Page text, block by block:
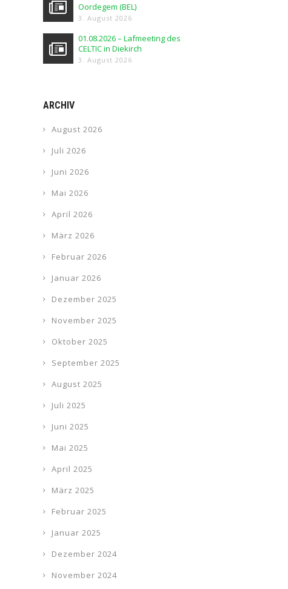
Oordegem (BEL)
3. August 2026
01.08.2026 – Lafmeeting des
CELTIC in Diekirch
3. August 2026
ARCHIV
August 2026
Juli 2026
Juni 2026
Mai 2026
April 2026
März 2026
Februar 2026
Januar 2026
Dezember 2025
November 2025
Oktober 2025
September 2025
August 2025
Juli 2025
Juni 2025
Mai 2025
April 2025
März 2025
Februar 2025
Januar 2025
Dezember 2024
November 2024